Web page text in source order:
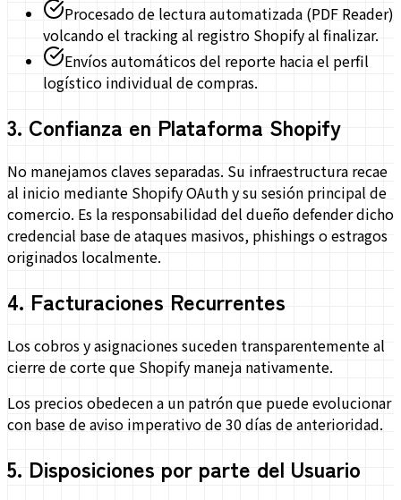
Procesado de lectura automatizada (PDF Reader)
volcando el tracking al registro Shopify al finalizar.
Envíos automáticos del reporte hacia el perfil
logístico individual de compras.
3. Confianza en Plataforma Shopify
No manejamos claves separadas. Su infraestructura recae
al inicio mediante Shopify OAuth y su sesión principal de
comercio. Es la responsabilidad del dueño defender dicho
credencial base de ataques masivos, phishings o estragos
originados localmente.
4. Facturaciones Recurrentes
Los cobros y asignaciones suceden transparentemente al
cierre de corte que Shopify maneja nativamente.
Los precios obedecen a un patrón que puede evolucionar
con base de aviso imperativo de 30 días de anterioridad.
5. Disposiciones por parte del Usuario